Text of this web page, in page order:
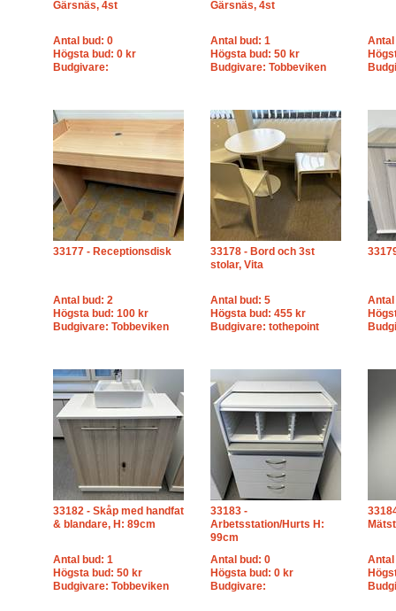
Gärsnäs, 4st
Antal bud: 0
Högsta bud: 0 kr
Budgivare:
Gärsnäs, 4st
Antal bud: 1
Högsta bud: 50 kr
Budgivare: Tobbeviken
Antal
33177 - Receptionsdisk
Antal bud: 2
Högsta bud: 100 kr
Budgivare: Tobbeviken
33178 - Bord och 3st
stolar, Vita
Antal bud: 5
Högsta bud: 455 kr
Budgivare: tothepoint
Antal
33182 - Skåp med handfat
& blandare, H: 89cm
Antal bud: 1
Högsta bud: 50 kr
Budgivare: Tobbeviken
33183 -
Arbetsstation/Hurts H:
99cm
Antal bud: 0
Högsta bud: 0 kr
Budgivare:
Antal